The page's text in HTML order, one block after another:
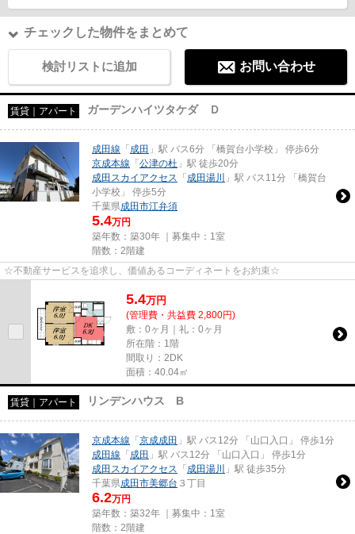
チェックした物件をまとめて
検討リストに追加 お問い合わせ
賃貸｜アパート ガーデンハイツタケダ Ｄ
成田線 「成田 」駅 バス6分 「橋賀台小学校」 停歩6分
京成本線 「公津の杜 」駅 徒歩20分
成田スカイアクセス
「成田湯川
」駅 バス11分 「橋賀台
小学校」 停歩5分
千葉県成田市江弁須
5.4万円
築年数：築30年 ｜募集中： 1室
階数：2階建
☆不動産サービスを追求し、価値あるコーディネートをお約束☆
5.4万円
(管理費・共益費 2,800円)
敷：0ヶ月｜礼：0ヶ月
所在階：1階
間取り：2DK
面積：40.04㎡
賃貸｜アパート リンデンハウス B
京成本線 「京成成田 」駅 バス12分 「山口入口」 停歩1分
成田線 「成田 」駅 バス12分 「山口入口」 停歩1分
成田スカイアクセス
「成田湯川
」駅 徒歩35分
千葉県成田市美郷台 ３丁目
6.2万円
築年数：築32年 ｜募集中： 1室
階数：2階建